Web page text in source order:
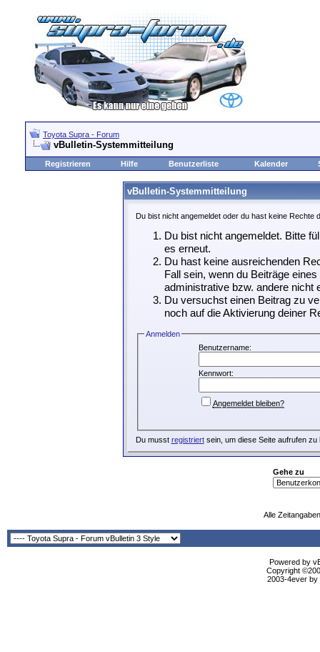
Toyota Supra - Forum
vBulletin-Systemmitteilung
Registrieren Hilfe Benutzerliste Kalender
vBulletin-Systemmitteilung
Du bist nicht angemeldet oder du hast keine Rechte
Du bist nicht angemeldet. Bitte
es erneut.
Du hast keine ausreichenden
Fall sein, wenn du Beiträge
administrative bzw. andere nicht
Du versuchst einen Beitrag zu
noch auf die Aktivierung deiner
Anmelden
Benutzername:
Kennwort:
Angemeldet bleiben?
Du musst registriertsein, um diese Seite aufrufen zu
Gehe zu
Alle
Powered by
Copyright
2003-4ever by